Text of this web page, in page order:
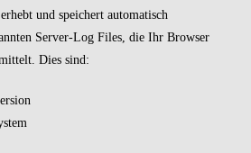
und speichert automatisch
Server-Log Files, die Ihr Browser
Dies sind: